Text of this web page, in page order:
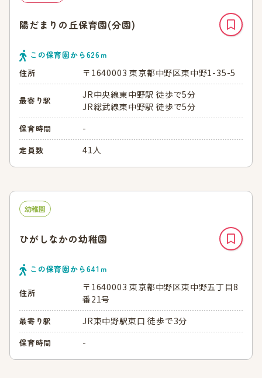
陽だまりの丘保育園(分園)
この保育園から626ｍ
住所
〒1640003 東京都中野区東中野1-35-5
最寄り駅
JR中央線東中野駅 徒歩で5分
JR総武線東中野駅 徒歩で5分
保育時間 -
定員数 41人
幼稚園
ひがしなかの幼稚園
この保育園から641 ｍ
住所
〒1640003 東京都中野区東中野五丁目8
番21号
最寄り駅 JR東中野駅東口 徒歩で3分
保育時間 -